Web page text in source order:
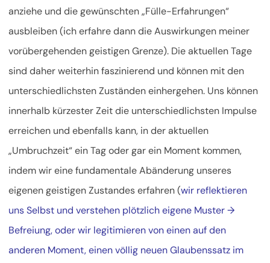
anziehe und die gewünschten „Fülle-Erfahrungen“
ausbleiben (ich erfahre dann die Auswirkungen meiner
vorübergehenden geistigen Grenze). Die aktuellen Tage
sind daher weiterhin faszinierend und können mit den
unterschiedlichsten Zuständen einhergehen. Uns können
innerhalb kürzester Zeit die unterschiedlichsten Impulse
erreichen und ebenfalls kann, in der aktuellen
„Umbruchzeit“ ein Tag oder gar ein Moment kommen,
indem wir eine fundamentale Abänderung unseres
eigenen geistigen Zustandes erfahren (wir reflektieren
uns Selbst und verstehen plötzlich eigene Muster →
Befreiung, oder wir legitimieren von einen auf den
anderen Moment, einen völlig neuen Glaubenssatz im